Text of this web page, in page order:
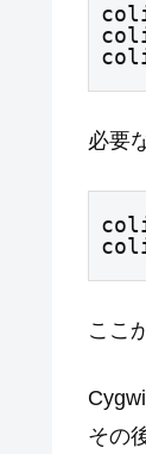
必要
ここ
その